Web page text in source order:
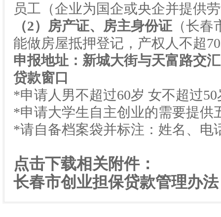
员工（企业为国企或央企并提供
（2）房产证、房主身份证 （长
能做房屋抵押登记，产权人不超70
申报地址：新城大街与天富路交
贷款窗口
*申请人男不超过60岁 女不超过50
*申请大学生自主创业的需要提供
*请自备档案袋并标注：姓名、电
点击下载相关附件：
长春市创业担保贷款管理办法